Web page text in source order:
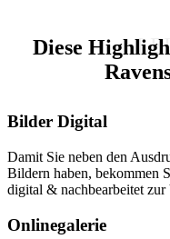
Diese
Bilder Digital
Damit Sie neben den
Bildern haben, bekommen
digital & nachbearbeitet zur
Onlinegalerie